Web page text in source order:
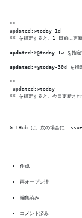
**
updated:@today-1d
** を指定すると、1 日前に更新
updated:>@today-1w を指
updated:>@today-30d
を指
**
-updated:@today
** を指定すると、今日更新され
GitHub は、次の場合に
作成
再オープン済
編集済み
コメント済み